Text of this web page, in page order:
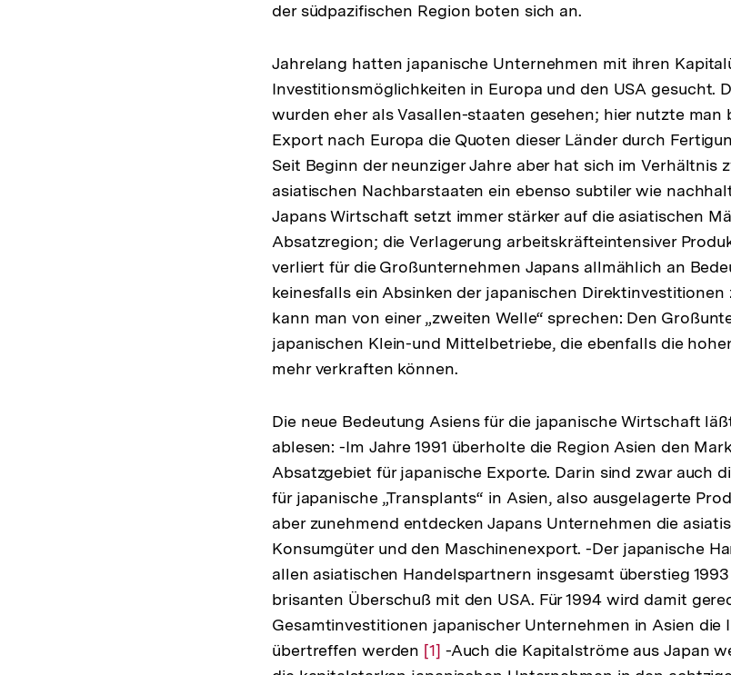
der südpazifischen Region boten sich an.
Jahrelang hatten japanische Unternehmen mit ihren
Investitionsmöglichkeiten in Europa und den USA gesucht.
wurden eher als Vasallen-staaten gesehen; hier nutzte
Export nach Europa die Quoten dieser Länder durch
Seit Beginn der neunziger Jahre aber hat sich im Verhältnis
asiatischen Nachbarstaaten ein ebenso subtiler wie
Japans Wirtschaft setzt immer stärker auf die asiatischen
Absatzregion; die Verlagerung arbeitskräfteintensiver
verliert für die Großunternehmen Japans allmählich an
keinesfalls ein Absinken der japanischen Direktinvestitionen
kann man von einer „zweiten Welle“ sprechen: Den
japanischen Klein-und Mittelbetriebe, die ebenfalls die
mehr verkraften können.
Die neue Bedeutung Asiens für die japanische Wirtschaft
ablesen: -Im Jahre 1991 überholte die Region Asien den
Absatzgebiet für japanische Exporte. Darin sind zwar auch
für japanische „Transplants“ in Asien, also ausgelagerte
aber zunehmend entdecken Japans Unternehmen die
Konsumgüter und den Maschinenexport. -Der japanische
allen asiatischen Handelspartnern insgesamt überstieg
brisanten Überschuß mit den USA. Für 1994 wird damit
Gesamtinvestitionen japanischer Unternehmen in Asien die
übertreffen werden Zur
[1] -Auch die Kapitalströme aus Japan